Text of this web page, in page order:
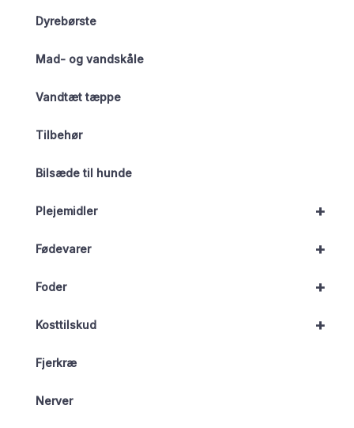
Dyrebørste
Mad- og vandskåle
Vandtæt tæppe
Tilbehør
Bilsæde til hunde
+
Plejemidler
+
Fødevarer
+
Foder
+
Kosttilskud
Fjerkræ
Nerver